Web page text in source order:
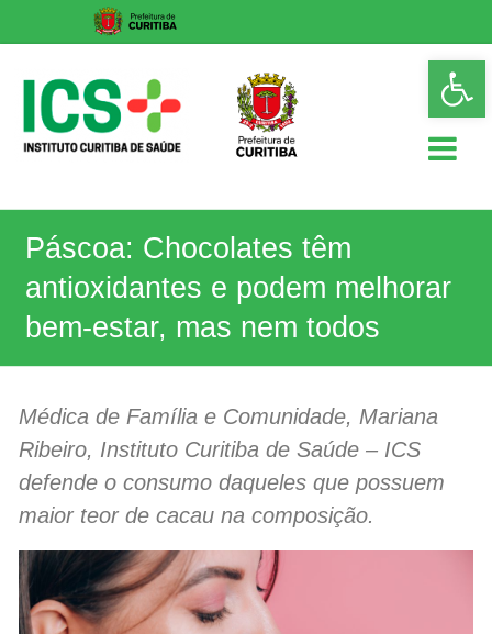
content
ICS
Instituto
de
Saúde
Páscoa: Chocolates têm
antioxidantes e podem melhorar
bem-estar, mas nem todos
Médica de Família e Comunidade, Mariana
Ribeiro, Instituto Curitiba de Saúde – ICS
defende o consumo daqueles que possuem
maior teor de cacau na composição.